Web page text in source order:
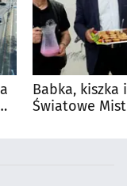
Babka, kiszka
Światowe